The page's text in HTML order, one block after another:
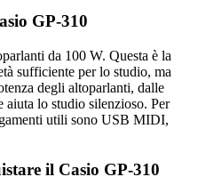
GP-310
da 100 W. Questa è la
sufficiente per lo studio, ma
degli altoparlanti, dalle
lo studio silenzioso. Per
utili sono USB MIDI,
il Casio GP-310